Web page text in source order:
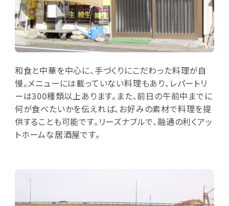
和食と中華を中心に、手づくりにこだわった料理が自
慢。メニューには載っていない料理もあり、レパートリ
ーは300種類以上あります。また、前日の午前中までに
何が食べたいかを伝えれば、お好みの素材で料理を提
供することも可能です。リーズナブルで、融通の利くアッ
トホームな居酒屋です。